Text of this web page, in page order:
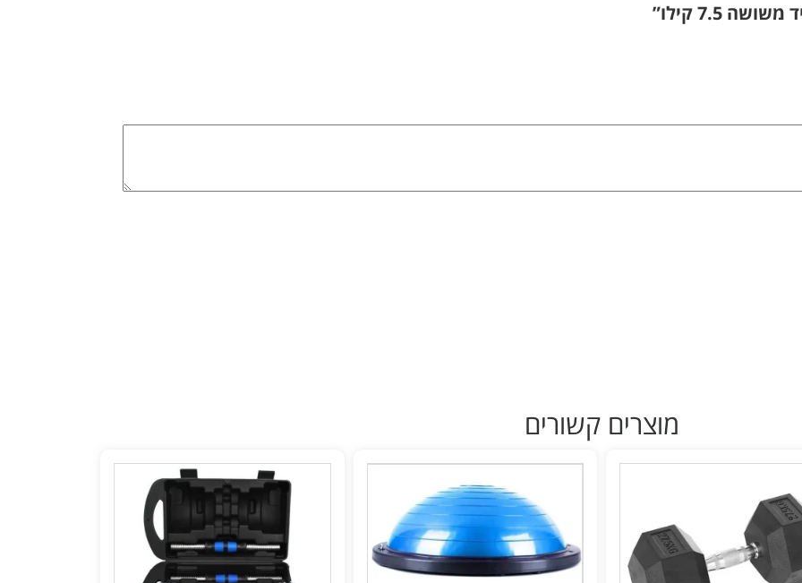
7.5 קילו”
מוצרים קשורים